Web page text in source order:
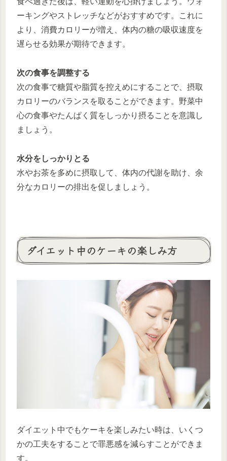
ーキングやストレッチなどがおすすめです。これに
より、消費カロリーが増え、体内の糖の吸収速度を
遅らせる効果が期待できます。
次の食事を調整する
次の食事で糖質や脂質を控えめにすることで、摂取
カロリーのバランスを取ることができます。野菜中
心の食事やたんぱく質をしっかり摂ることを意識し
ましょう。
水分をしっかりとる
水やお茶を多めに摂取して、体内の代謝を助け、余
分なカロリーの排出を促しましょう。
ダイエット中のケーキの楽しみ方
ダイエット中でもケーキを楽しみたい時は、いくつ
かの工夫をすることで罪悪感を減らすことができま
す。